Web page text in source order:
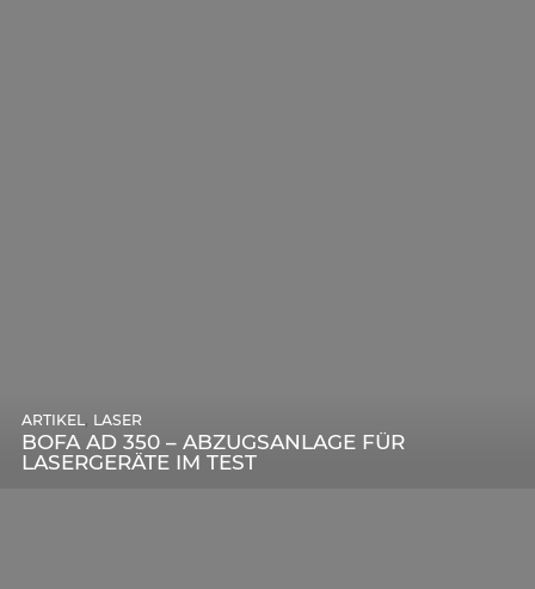
BOFA AD 350 – ABZUGSANLAGE FÜR
LASERGERÄTE IM TEST
ARTIKEL , LASER
DIE BEDEUTENDSTEN SCHRITTE ZUR
ERFOLGREICHEN MARKENBILDUNG IN DER
DIGITALEN ÄRA